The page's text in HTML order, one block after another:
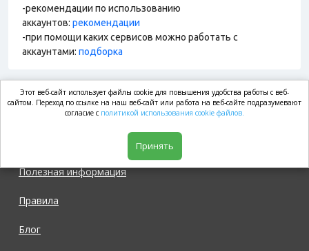
-рекомендации по использованию
аккаунтов: рекомендации
-при помощи каких сервисов можно работать с
аккаунтами: подборка
market.com
Полезная информация
Правила
Блог
Этот веб-сайт использует файлы cookie для повышения удобства работы с веб-
сайтом. Переход по ссылке на наш веб-сайт или работа на веб-сайте подразумевают
согласие с политикой использования cookie файлов.
Принять